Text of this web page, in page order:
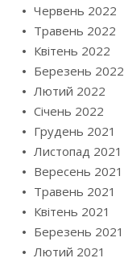
Червень 2022
Травень 2022
Квітень 2022
Березень 2022
Лютий 2022
Січень 2022
Грудень 2021
Листопад 2021
Вересень 2021
Травень 2021
Квітень 2021
Березень 2021
Лютий 2021